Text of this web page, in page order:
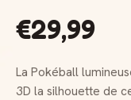
€29,99
La Pokéball
3D la silhouette de